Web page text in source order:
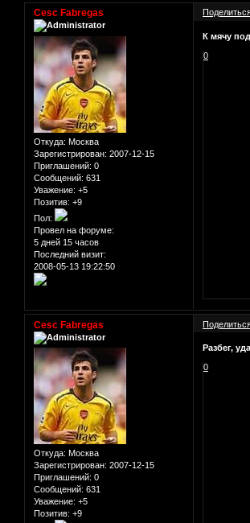
Cesc Fabregas
Откуда: Москва
Зарегистрирован: 2007-12-15
Приглашений: 0
Сообщений: 631
Уважение: +5
Позитив: +9
Пол:
Провел на форуме:
5 дней 15 часов
Последний визит:
2008-05-13 19:22:50
К мячу
0
Cesc Fabregas
Откуда: Москва
Зарегистрирован: 2007-12-15
Приглашений: 0
Сообщений: 631
Уважение: +5
Позитив: +9
Разбег,
0